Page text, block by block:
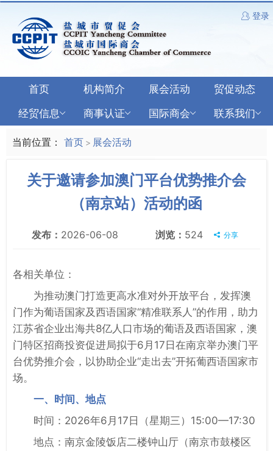
登录
首页 机构简介 展会活动
贸促动态
经贸信息
商事认证 国际商会 联系我们
当前位置： 首页 > 展会活动
关于邀请参加澳门平台优势推介会
（南京站）活动的函
发布： 2026-06-08 浏览： 524 分享
各相关单位：
为推动澳门打造更高水准对外开放平台，发挥澳
门作为葡语国家及西语国家“精准联系人”的作用，助力
江苏省企业出海共8亿人口市场的葡语及西语国家，澳
门特区招商投资促进局拟于6月17日在南京举办澳门平
台优势推介会，以协助企业“走出去”开拓葡西语国家市
场。
一、时间、地点
时间：2026年6月17日（星期三）15:00—17:30
地点：南京金陵饭店二楼钟山厅（南京市鼓楼区